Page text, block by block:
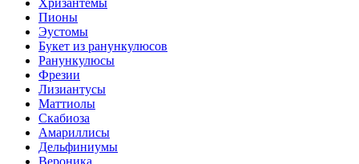
Пионы
Эустомы
Букет из ранункулюсов
Ранункулюсы
Фрезии
Лизиантусы
Маттиолы
Скабиоза
Амариллисы
Дельфиниумы
Вероника